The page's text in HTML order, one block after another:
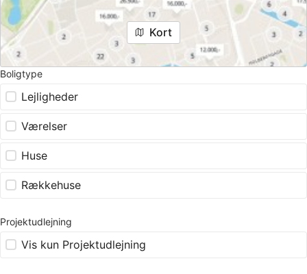
Kort
Boligtype
Lejligheder
Værelser
Huse
Rækkehuse
Projektudlejning
Vis kun Projektudlejning